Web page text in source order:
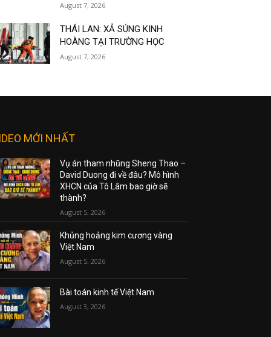
August 7, 2026
THÁI LAN: XẢ SÚNG KINH
HOÀNG TẠI TRƯỜNG HỌC
August 7, 2026
MỚI NHẤT
Vụ án tham nhũng Sheng Thao –
David Duong đi về đâu? Mô hình
XHCN của Tô Lâm bao giờ sẽ
thành?
August 5, 2026
Khủng hoảng kim cương vàng
Việt Nam
August 5, 2026
Bài toán kinh tế Việt Nam
August 3, 2026